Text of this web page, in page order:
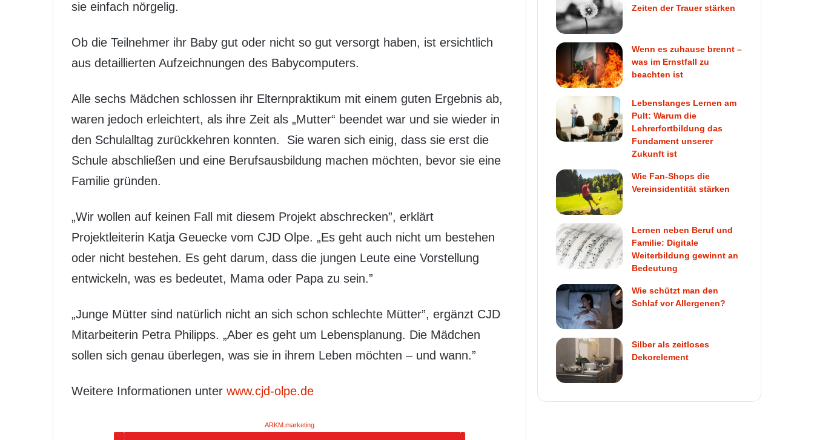
sie einfach nörgelig.
Ob die Teilnehmer ihr Baby gut oder nicht so gut versorgt haben, ist ersichtlich
aus detaillierten Aufzeichnungen des Babycomputers.
Alle sechs Mädchen schlossen ihr Elternpraktikum mit einem guten Ergebnis ab,
waren jedoch erleichtert, als ihre Zeit als „Mutter“ beendet war und sie wieder in
den Schulalltag zurückkehren konnten. Sie waren sich einig, dass sie erst die
Schule abschließen und eine Berufsausbildung machen möchten, bevor sie eine
Familie gründen.
„Wir wollen auf keinen Fall mit diesem Projekt abschrecken”, erklärt
Projektleiterin Katja Geuecke vom CJD Olpe. „Es geht auch nicht um bestehen
oder nicht bestehen. Es geht darum, dass die jungen Leute eine Vorstellung
entwickeln, was es bedeutet, Mama oder Papa zu sein.”
„Junge Mütter sind natürlich nicht an sich schon schlechte Mütter”, ergänzt CJD
Mitarbeiterin Petra Philipps. „Aber es geht um Lebensplanung. Die Mädchen
sollen sich genau überlegen, was sie in ihrem Leben möchten – und wann.”
Weitere Informationen unter www.cjd-olpe.de
ARKM.marketing
Zeiten der Trauer stärken
Wenn es zuhause brennt –
was im Ernstfall zu
beachten ist
Lebenslanges Lernen am
Pult: Warum die
Lehrerfortbildung das
Fundament unserer
Zukunft ist
Wie Fan-Shops die
Vereinsidentität stärken
Lernen neben Beruf und
Familie: Digitale
Weiterbildung gewinnt an
Bedeutung
Wie schützt man den
Schlaf vor Allergenen?
Silber als zeitloses
Dekorelement